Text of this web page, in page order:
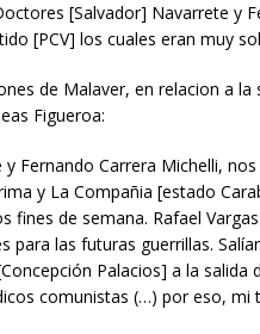
[Salvador] Navarrete y
[PCV] los cuales eran muy
de Malaver, en relacion a
Figueroa:
Fernando Carrera Michelli,
y La Compañia [estado
fines de semana. Rafael
para las futuras guerrillas.
Palacios] a la salida
comunistas (…) por eso, mi